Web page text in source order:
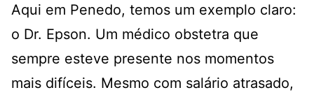
Aqui em Penedo, temos um exemplo claro:
o Dr. Epson. Um médico obstetra que
sempre esteve presente nos momentos
mais difíceis. Mesmo com salário atrasado,